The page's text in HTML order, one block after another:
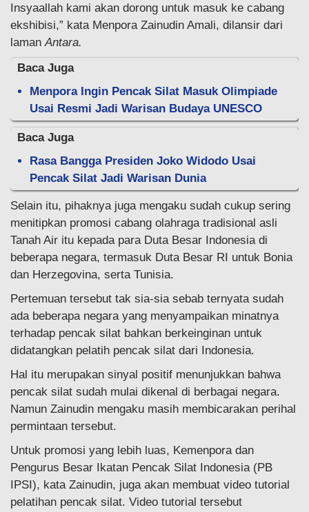
Insyaallah kami akan dorong untuk masuk ke cabang
ekshibisi,” kata Menpora Zainudin Amali, dilansir dari
lamanAntara.
Baca Juga
Menpora Ingin Pencak Silat Masuk Olimpiade
Usai Resmi Jadi Warisan Budaya UNESCO
Baca Juga
Rasa Bangga Presiden Joko Widodo Usai
Pencak Silat Jadi Warisan Dunia
Selain itu, pihaknya juga mengaku sudah cukup sering
menitipkan promosi cabang olahraga tradisional asli
Tanah Air itu kepada para Duta Besar Indonesia di
beberapa negara, termasuk Duta Besar RI untuk Bonia
dan Herzegovina, serta Tunisia.
Pertemuan tersebut tak sia-sia sebab ternyata sudah
ada beberapa negara yang menyampaikan minatnya
terhadap pencak silat bahkan berkeinginan untuk
didatangkan pelatih pencak silat dari Indonesia.
Hal itu merupakan sinyal positif menunjukkan bahwa
pencak silat sudah mulai dikenal di berbagai negara.
Namun Zainudin mengaku masih membicarakan perihal
permintaan tersebut.
Untuk promosi yang lebih luas, Kemenpora dan
Pengurus Besar Ikatan Pencak Silat Indonesia (PB
IPSI), kata Zainudin, juga akan membuat video tutorial
pelatihan pencak silat. Video tutorial tersebut